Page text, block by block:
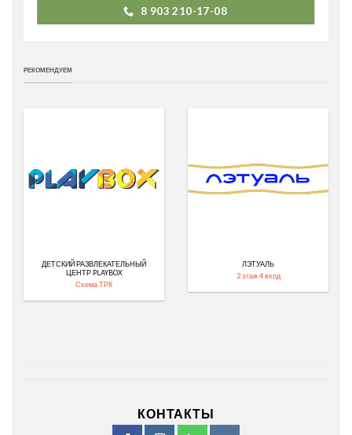
8 903 210-17-08
РЕКОМЕНДУЕМ
ДЕТСКИЙ РАЗВЛЕКАТЕЛЬНЫЙ
ЦЕНТР PLAYBOX
Схема ТРК
ЛЭТУАЛЬ
2 этаж 4 вход
КОНТАКТЫ